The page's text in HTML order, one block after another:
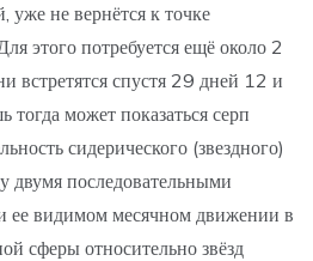
уже не вернётся к точке
этого потребуется ещё около 2
встретятся спустя 29 дней 12 и
может показаться серп
сидерического (звездного)
двумя последовательными
ее видимом месячном движении в
сферы относительно звёзд